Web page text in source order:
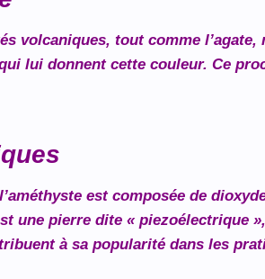
volcaniques, tout comme
lui donnent cette couleur. Ce
est composée de
une pierre dite « piezoélectrique
à sa popularité dans les